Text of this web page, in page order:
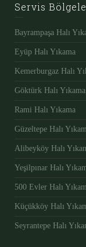
Servis
Bayrampaşa Halı
Eyüp Halı Yıkama
Kemerburgaz Halı
Göktürk Halı Yıkama
Rami Halı Yıkama
Güzeltepe Halı
Alibeyköy Halı
Yeşilpınar Halı
500 Evler Halı
Küçükköy Halı
Seyrantepe Halı